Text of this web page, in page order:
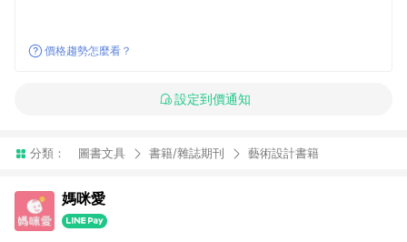
價格趨勢怎麼看？
設定到價通知
分類： 圖書文具 書籍/雜誌期刊 藝術設計書籍
媽咪愛